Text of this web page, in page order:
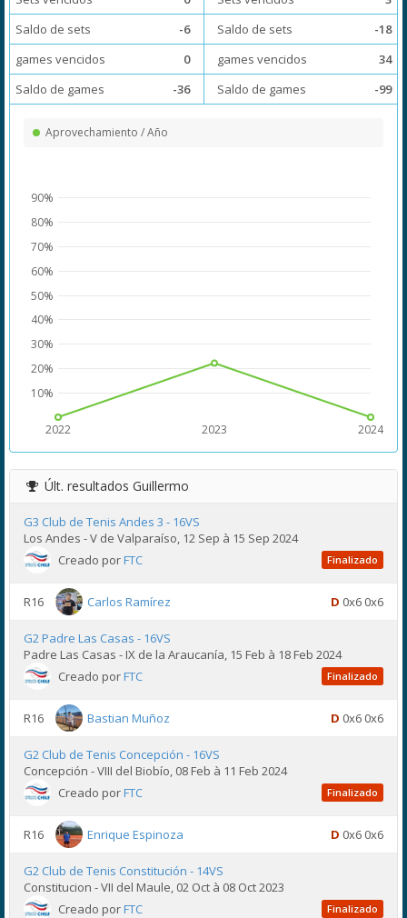
Saldo de sets
-6
games vencidos
0
Saldo de games
-36
Saldo de sets
-18
games vencidos
34
Saldo de games
-99
Aprovechamiento / Año
2022 2023 2024
10%
20%
30%
40%
50%
60%
70%
80%
90%
Últ. resultados Guillermo
G3 Club de Tenis Andes 3 - 16VS
Los Andes - V de Valparaíso, 12 Sep à 15 Sep 2024
Creado porFTC Finalizado
R16 Carlos Ramírez D 0x6 0x6
G2 Padre Las Casas - 16VS
Padre Las Casas - IX de la Araucanía, 15 Feb à 18 Feb 2024
Creado porFTC Finalizado
R16 Bastian Muñoz D 0x6 0x6
G2 Club de Tenis Concepción - 16VS
Concepción - VIII del Biobío, 08 Feb à 11 Feb 2024
Creado porFTC Finalizado
R16 Enrique Espinoza D 0x6 0x6
G2 Club de Tenis Constitución - 14VS
Constitucion - VII del Maule, 02 Oct à 08 Oct 2023
Creado porFTC Finalizado